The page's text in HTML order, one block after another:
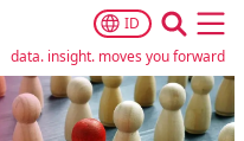
ID
data. insight. moves you forward